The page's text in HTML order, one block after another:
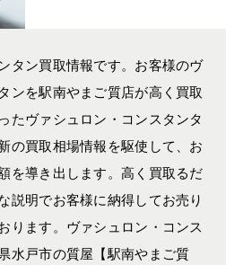
タン買取情報です。お客様のヴ
ンを駅南やまご質店が高く買取
たヴァシュロン・コンスタンタ
の買取相場情報を駆使して、お
を導き出します。高く買取るだ
説明でお客様に納得してお売り
ります。ヴァシュロン・コンス
水戸市の質屋【駅南やまご質